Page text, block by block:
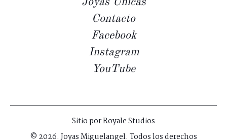
Contacto
Facebook
Instagram
YouTube
Sitio porRoyale Studios
© 2026. Joyas Miguelangel. Todos los derechos